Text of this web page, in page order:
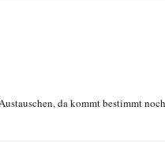
da kommt bestimmt